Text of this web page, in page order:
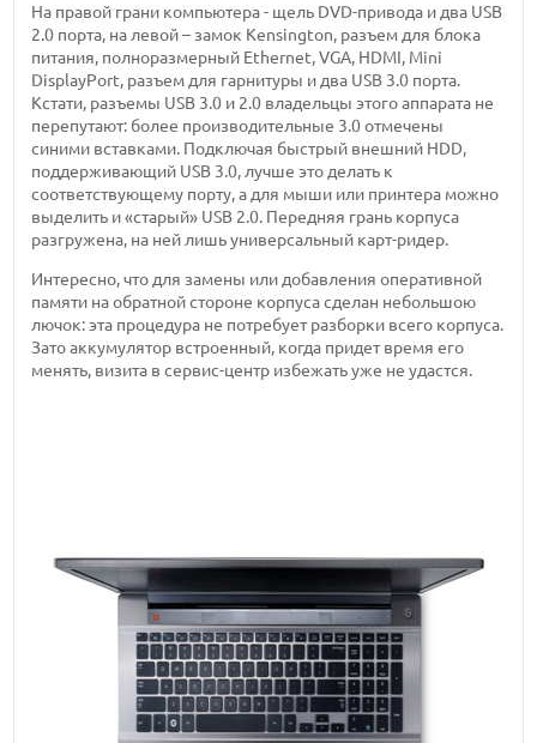
На правой грани компьютера - щель DVD-привода и два USB
2.0 порта, на левой – замок Kensington, разъем для блока
питания, полноразмерный Ethernet, VGA, HDMI, Mini
DisplayPort, разъем для гарнитуры и два USB 3.0 порта.
Кстати, разъемы USB 3.0 и 2.0 владельцы этого аппарата не
перепутают: более производительные 3.0 отмечены
синими вставками. Подключая быстрый внешний HDD,
поддерживающий USB 3.0, лучше это делать к
соответствующему порту, а для мыши или принтера можно
выделить и «старый» USB 2.0. Передняя грань корпуса
разгружена, на ней лишь универсальный карт-ридер.
Интересно, что для замены или добавления оперативной
памяти на обратной стороне корпуса сделан небольшою
лючок: эта процедура не потребует разборки всего корпуса.
Зато аккумулятор встроенный, когда придет время его
менять, визита в сервис-центр избежать уже не удастся.